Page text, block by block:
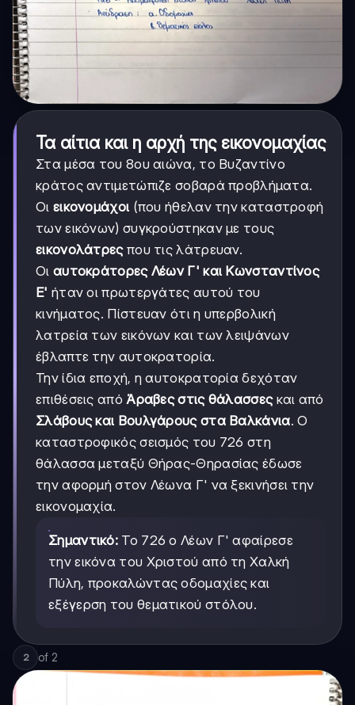
Τα αίτια και η αρχή της εικονομαχίας
Στα μέσα του 8ου αιώνα, το Βυζαντίνο
κράτος αντιμετώπιζε σοβαρά προβλήματα.
Οι εικονομάχοι (που ήθελαν την καταστροφή
των εικόνων) συγκρούστηκαν με τους
εικονολάτρεςπου τις λάτρευαν.
Οι αυτοκράτορες Λέων Γ' και Κωνσταντίνος
Ε' ήταν οι πρωτεργάτες αυτού του
κινήματος. Πίστευαν ότι η υπερβολική
λατρεία των εικόνων και των λειψάνων
έβλαπτε την αυτοκρατορία.
Την ίδια εποχή, η αυτοκρατορία δεχόταν
επιθέσεις από Άραβες στις θάλασσεςκαι από
Σλάβους και Βουλγάρους στα Βαλκάνια. Ο
καταστροφικός σεισμός του 726 στη
θάλασσα μεταξύ Θήρας-Θηρασίας έδωσε
την αφορμή στον Λέωνα Γ' να ξεκινήσει την
εικονομαχία.
Σημαντικό: Το 726 ο Λέων Γ' αφαίρεσε
την εικόνα του Χριστού από τη Χαλκή
Πύλη, προκαλώντας οδομαχίες και
εξέγερση του θεματικού στόλου.
2 of 2